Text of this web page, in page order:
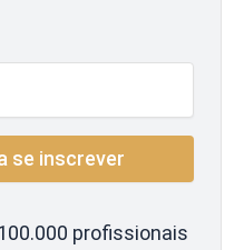
profissionais